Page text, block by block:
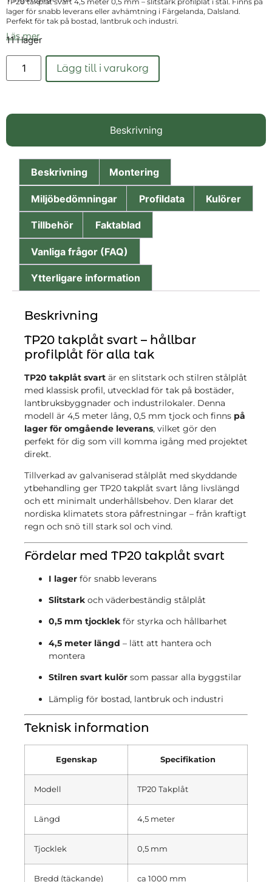
lager för snabb leverans eller avhämtning i Färgelanda, Dalsland.
Perfekt för tak på bostad, lantbruk och industri.
Läs mer
11 i lager
Lägg till i varukorg
Beskrivning
Beskrivning Montering
Miljöbedömningar Profildata Kulörer
Tillbehör Faktablad
Vanliga frågor (FAQ)
Ytterligare information
Beskrivning
TP20 takplåt svart – hållbar
profilplåt för alla tak
TP20 takplåt svart är en slitstark och stilren stålplåt
med klassisk profil, utvecklad för tak på bostäder,
lantbruksbyggnader och industrilokaler. Denna
modell är 4,5 meter lång, 0,5 mm tjock och finns på
lager för omgående leverans, vilket gör den
perfekt för dig som vill komma igång med projektet
direkt.
Tillverkad av galvaniserad stålplåt med skyddande
ytbehandling ger TP20 takplåt svart lång livslängd
och ett minimalt underhållsbehov. Den klarar det
nordiska klimatets stora påfrestningar – från kraftigt
regn och snö till stark sol och vind.
Fördelar med TP20 takplåt svart
I lager för snabb leverans
Slitstark och väderbeständig stålplåt
0,5 mm tjocklek för styrka och hållbarhet
4,5 meter längd – lätt att hantera och
montera
Stilren svart kulör som passar alla byggstilar
Lämplig för bostad, lantbruk och industri
Teknisk information
Egenskap Specifikation
Modell TP20 Takplåt
Längd 4,5 meter
Tjocklek 0,5 mm
Bredd (täckande) ca 1000 mm